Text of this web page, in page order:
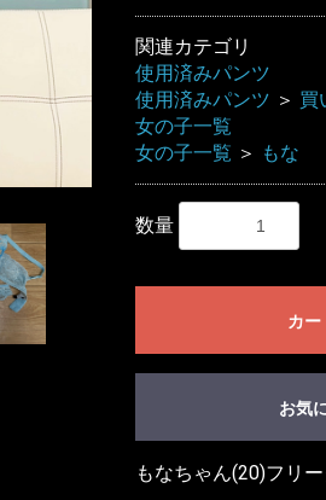
関連カテゴリ
使用済みパンツ
使用済みパンツ ＞ 買
女の子一覧
女の子一覧 ＞ もな
数量
カー
お気
もなちゃん(20)フリ